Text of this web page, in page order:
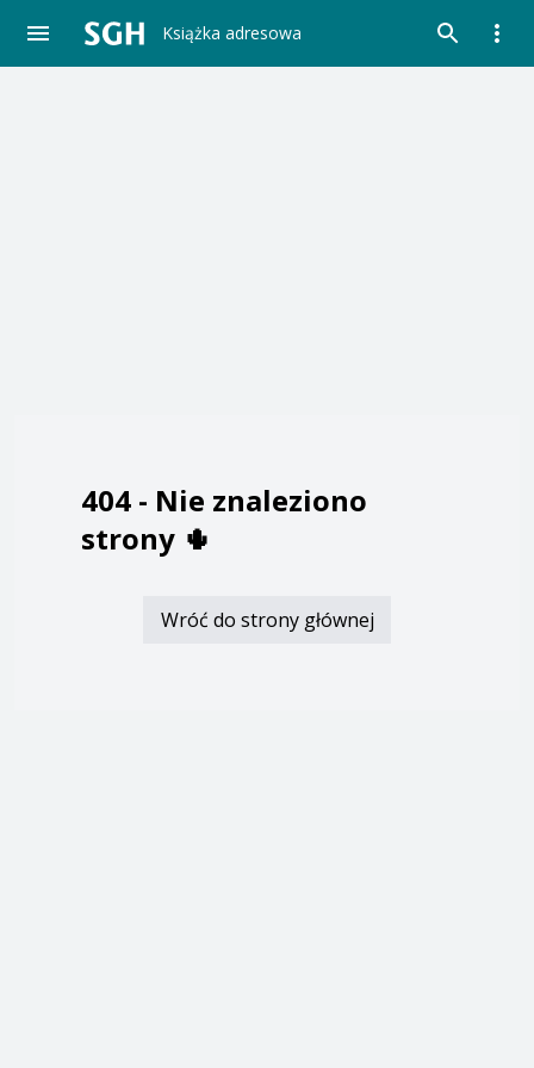
Książka adresowa
404 - Nie znaleziono
strony 🌵
Wróć do strony głównej